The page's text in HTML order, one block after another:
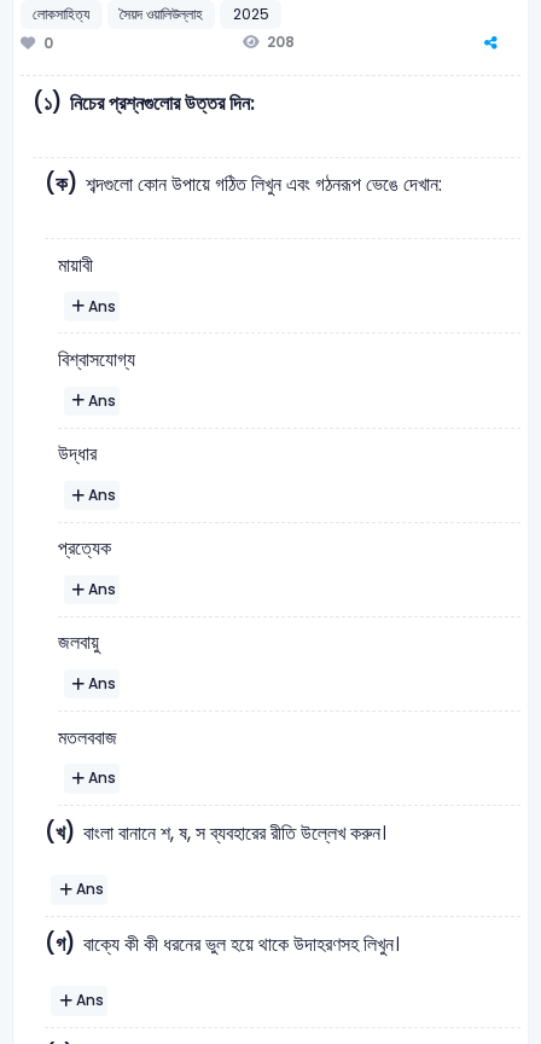
লোকসাহিত্য
সৈয়দ ওয়ালিউল্লাহ
2025
0
208
(১) নিচের প্রশ্নগুলোর উত্তর দিন:
(ক) শব্দগুলো কোন উপায়ে গঠিত লিখুন এবং গঠনরূপ ভেঙে দেখান:
মায়াবী
Ans
বিশ্বাসযোগ্য
Ans
উদ্ধার
Ans
প্রত্যেক
Ans
জলবায়ু
Ans
মতলববাজ
Ans
(খ) বাংলা বানানে শ, ষ, স ব্যবহারের রীতি উল্লেখ করুন।
Ans
(গ) বাক্যে কী কী ধরনের ভুল হয়ে থাকে উদাহরণসহ লিখুন।
Ans